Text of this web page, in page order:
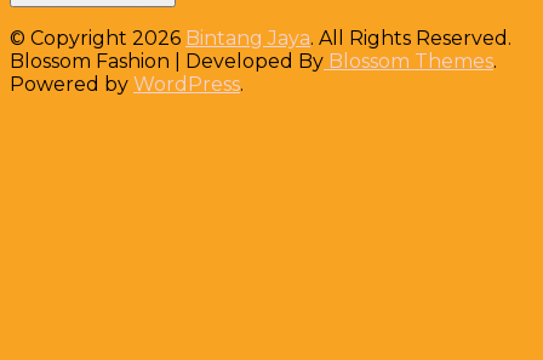
© Copyright 2026 Bintang Jaya. All Rights Reserved.
Blossom Fashion | Developed By Blossom Themes.
Powered by WordPress.